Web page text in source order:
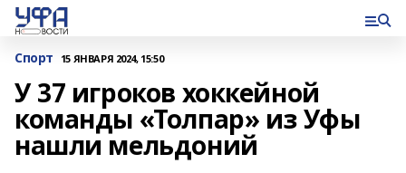
Спорт 15 ЯНВАРЯ 2024, 15:50
У 37 игроков хоккейной
команды «Толпар» из Уфы
нашли мельдоний